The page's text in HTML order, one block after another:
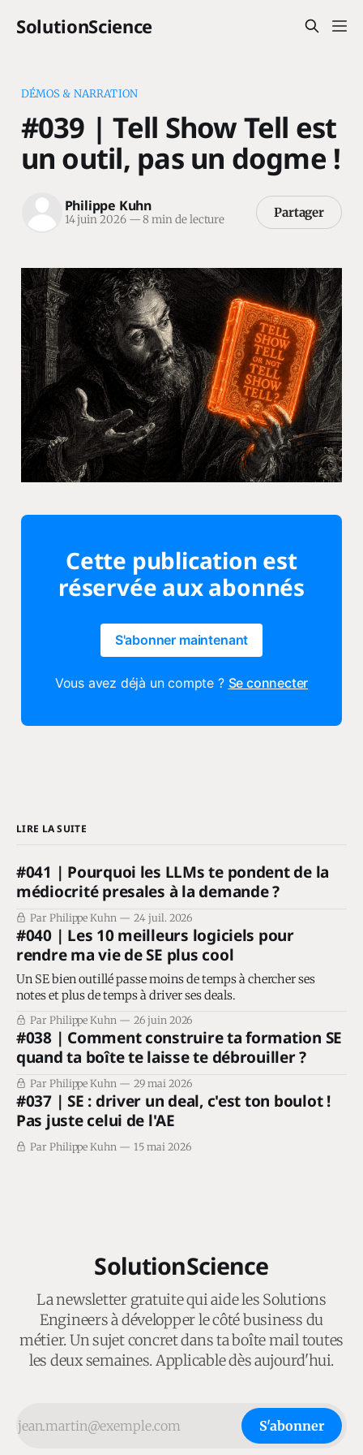
SolutionScience
DÉMOS & NARRATION
#039 | Tell Show Tell est
un outil, pas un dogme !
Philippe Kuhn
14 juin 2026 —8 min de lecture Partager
Cette publication est
réservée aux abonnés
S'abonner maintenant
Vous avez déjà un compte ? Se connecter
LIRE LA SUITE
#041 | Pourquoi les LLMs te pondent de la
médiocrité presales à la demande ?
Par Philippe Kuhn 24 juil. 2026
#040 | Les 10 meilleurs logiciels pour
rendre ma vie de SE plus cool
Un SE bien outillé passe moins de temps à chercher ses
notes et plus de temps à driver ses deals.
Par Philippe Kuhn 26 juin 2026
#038 | Comment construire ta formation SE
quand ta boîte te laisse te débrouiller ?
Par Philippe Kuhn 29 mai 2026
#037 | SE : driver un deal, c'est ton boulot !
Pas juste celui de l'AE
Par Philippe Kuhn 15 mai 2026
SolutionScience
La newsletter gratuite qui aide les Solutions
Engineers à développer le côté business du
métier. Un sujet concret dans ta boîte mail toutes
les deux semaines. Applicable dès aujourd'hui.
S'abonner